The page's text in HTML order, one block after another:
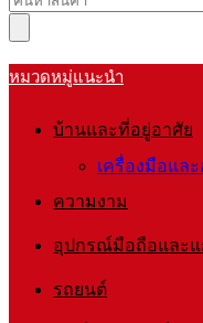
หมวดหมู่แนะนำ
บ้านและที่อยู่อาศัย
เครื่องมือแล
ความงาม
อุปกรณ์มือถือและแ
รถยนต์